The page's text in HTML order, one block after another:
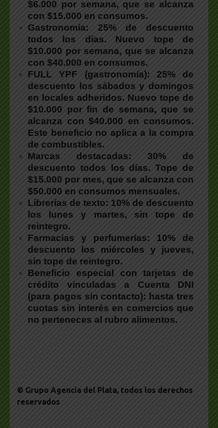
$6.000 por semana, que se alcanza
con $15.000 en consumos.
Gastronomía: 25% de descuento
todos los días. Nuevo tope de
$10.000 por semana, que se alcanza
con $40.000 en consumos.
FULL YPF (gastronomía): 25% de
descuento los sábados y domingos
en locales adheridos. Nuevo tope de
$10.000 por fin de semana, que se
alcanza con $40.000 en consumos.
Este beneficio no aplica a la compra
de combustibles.
Marcas destacadas: 30% de
descuento todos los días. Tope de
$15.000 por mes, que se alcanza con
$50.000 en consumos mensuales.
Librerías de texto: 10% de descuento
los lunes y martes, sin tope de
reintegro.
Farmacias y perfumerías: 10% de
descuento los miércoles y jueves,
sin tope de reintegro.
Beneficio especial con tarjetas de
crédito vinculadas a Cuenta DNI
(para pagos sin contacto): hasta tres
cuotas sin interés en comercios que
no perteneces al rubro alimentos.
© Grupo Agencia del Plata, todos los derechos
reservados